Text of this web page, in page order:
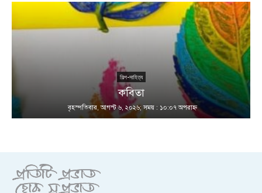
শিল্প-সাহিত্য
কবিতা
বৃহস্পতিবার, আগস্ট ৬, ২০২৬; সময় : ১০:০৭ অপরাহ্ণ